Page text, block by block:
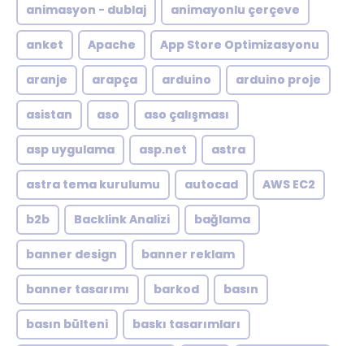
animasyon - dublaj animayonlu çerçeve
anket Apache App Store Optimizasyonu
aranje arapça arduino arduino proje
asistan aso aso çalışması
asp uygulama asp.net astra
astra tema kurulumu autocad AWS EC2
b2b Backlink Analizi bağlama
banner design banner reklam
banner tasarımı barkod basın
basın bülteni baskı tasarımları